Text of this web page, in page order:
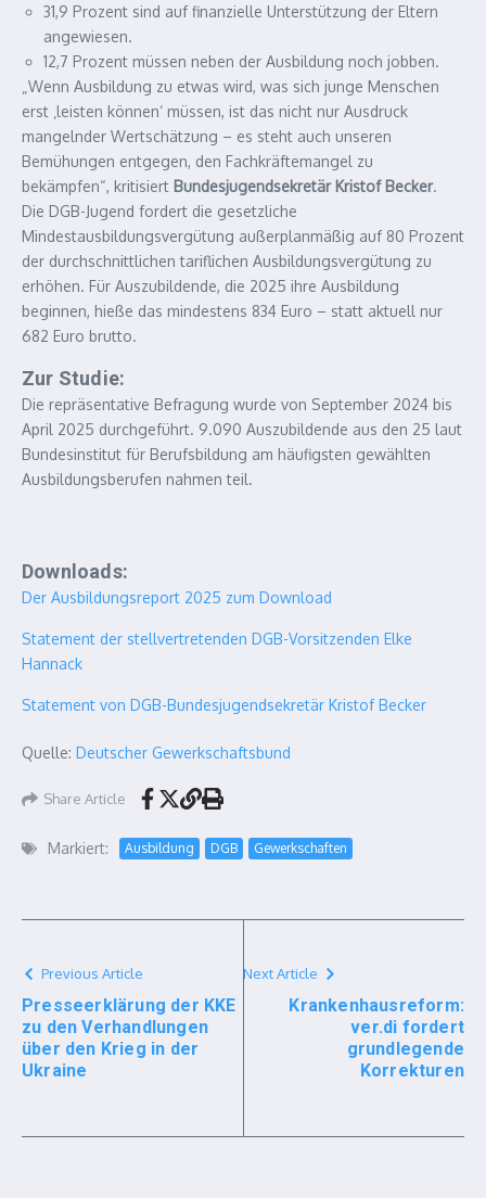
31,9 Prozent sind auf finanzielle Unterstützung der Eltern
angewiesen.
12,7 Prozent müssen neben der Ausbildung noch jobben.
„Wenn Ausbildung zu etwas wird, was sich junge Menschen
erst ‚leisten können‘ müssen, ist das nicht nur Ausdruck
mangelnder Wertschätzung – es steht auch unseren
Bemühungen entgegen, den Fachkräftemangel zu
bekämpfen“, kritisiert Bundesjugendsekretär Kristof Becker.
Die DGB-Jugend fordert die gesetzliche
Mindestausbildungsvergütung außerplanmäßig auf 80 Prozent
der durchschnittlichen tariflichen Ausbildungsvergütung zu
erhöhen. Für Auszubildende, die 2025 ihre Ausbildung
beginnen, hieße das mindestens 834 Euro – statt aktuell nur
682 Euro brutto.
Zur Studie:
Die repräsentative Befragung wurde von September 2024 bis
April 2025 durchgeführt. 9.090 Auszubildende aus den 25 laut
Bundesinstitut für Berufsbildung am häufigsten gewählten
Ausbildungsberufen nahmen teil.
Downloads:
Der Ausbildungsreport 2025 zum Download
Statement der stellvertretenden DGB-Vorsitzenden Elke
Hannack
Statement von DGB-Bundesjugendsekretär Kristof Becker
Quelle: Deutscher Gewerkschaftsbund
Share Article
Markiert: Ausbildung DGB Gewerkschaften
Previous Article
Presseerklärung der KKE
zu den Verhandlungen
über den Krieg in der
Ukraine
Next Article
Krankenhausreform:
ver.di fordert
grundlegende
Korrekturen